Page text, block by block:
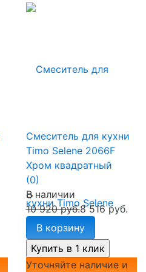
Смеситель для кухни
Timo Selene 2066F
Хром квадратный
(0)
В наличии
10 920 руб.8 516 руб.
В корзину
Уточняйте наличие и